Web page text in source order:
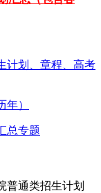
计划、章程、高考
）
总专题